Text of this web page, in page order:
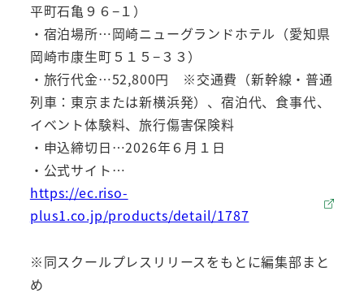
平町石亀９６−１）
・宿泊場所…岡崎ニューグランドホテル（愛知県
岡崎市康生町５１５−３３）
・旅行代金…52,800円 ※交通費（新幹線・普通
列車：東京または新横浜発）、宿泊代、食事代、
イベント体験料、旅行傷害保険料
・申込締切日…2026年６月１日
・公式サイト…
https://ec.riso-
plus1.co.jp/products/detail/1787
※同スクールプレスリリースをもとに編集部まと
め